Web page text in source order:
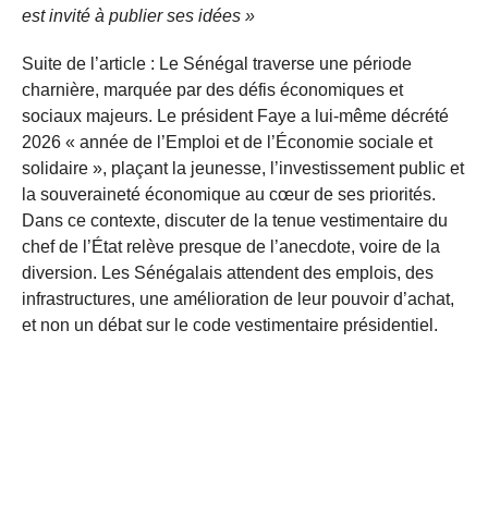
est invité à publier ses idées »
Suite de l’article : Le Sénégal traverse une période
charnière, marquée par des défis économiques et
sociaux majeurs. Le président Faye a lui-même décrété
2026 « année de l’Emploi et de l’Économie sociale et
solidaire », plaçant la jeunesse, l’investissement public et
la souveraineté économique au cœur de ses priorités.
Dans ce contexte, discuter de la tenue vestimentaire du
chef de l’État relève presque de l’anecdote, voire de la
diversion. Les Sénégalais attendent des emplois, des
infrastructures, une amélioration de leur pouvoir d’achat,
et non un débat sur le code vestimentaire présidentiel.